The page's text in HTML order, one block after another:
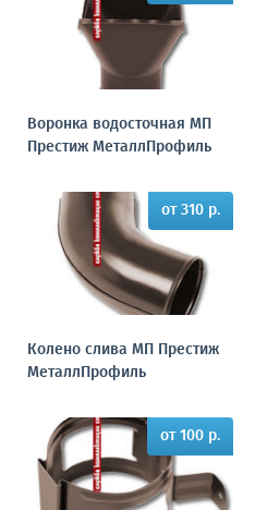
Воронка водосточная МП
Престиж МеталлПрофиль
от 310 р.
Колено слива МП Престиж
МеталлПрофиль
от 100 р.